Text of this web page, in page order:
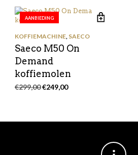
AANBIEDING
KOFFIEMACHINE, SAECO
Saeco M50 On
Demand
koffiemolen
€299,00Oorspronkelijke
€249,00Huidige